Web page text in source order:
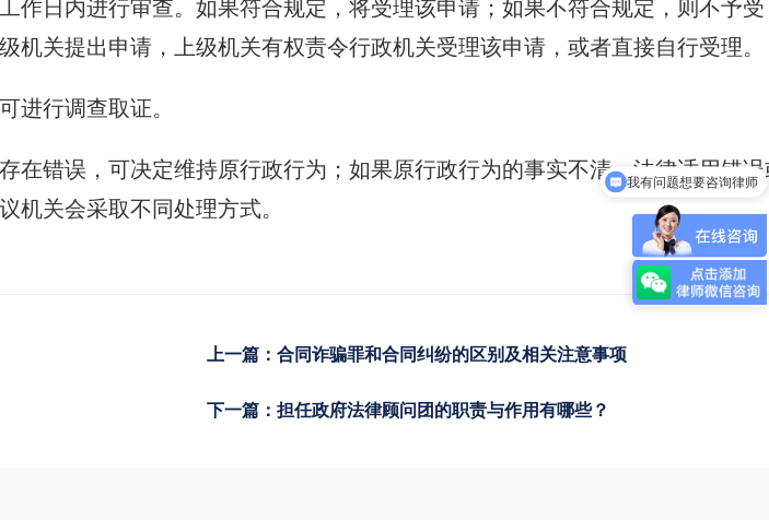
日内进行审查。如果符合规定，将受理该申请；如果不符合规定，则不予受
关提出申请，上级机关有权责令行政机关受理该申请，或者直接自行受理。
进行调查取证。
在错误，可决定维持原行政行为；如果原行政行为的事实不清、法律适用错误
机关会采取不同处理方式。
上一篇：合同诈骗罪和合同纠纷的区别及相关注意事项
下一篇：担任政府法律顾问团的职责与作用有哪些？
我有问题想要咨询律师